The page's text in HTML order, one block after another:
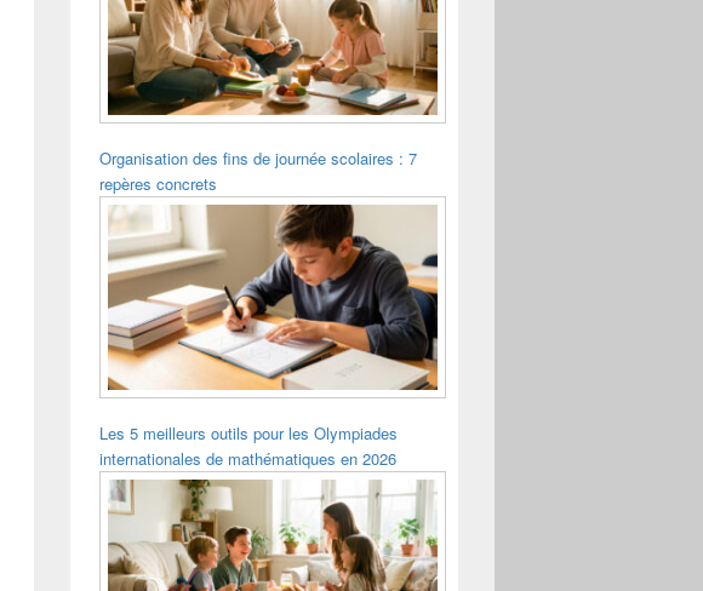
Organisation des fins de journée scolaires : 7
repères concrets
Les 5 meilleurs outils pour les Olympiades
internationales de mathématiques en 2026